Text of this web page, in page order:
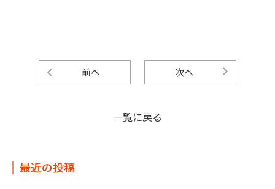
前へ 次へ
一覧に戻る
最近の投稿